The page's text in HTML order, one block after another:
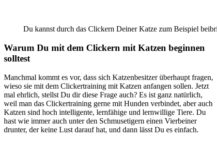
Du kannst durch das Clickern Deiner Katze zum Beispiel
Warum Du mit dem Clickern mit Katzen beginnen
solltest
Manchmal kommt es vor, dass sich Katzenbesitzer überhaupt fragen,
wieso sie mit dem Clickertraining mit Katzen anfangen sollen. Jetzt
mal ehrlich, stellst Du dir diese Frage auch? Es ist ganz natürlich,
weil man das Clickertraining gerne mit Hunden verbindet, aber auch
Katzen sind hoch intelligente, lernfähige und lernwillige Tiere. Du
hast wie immer auch unter den Schmusetigern einen Vierbeiner
drunter, der keine Lust darauf hat, und dann lässt Du es einfach.